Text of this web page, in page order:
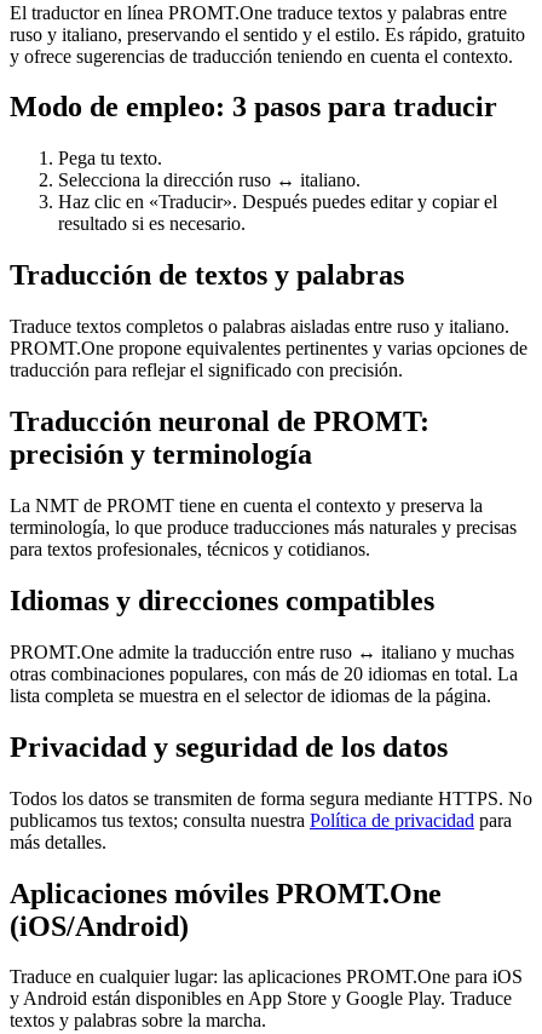
El traductor en línea PROMT.One traduce textos y palabras entre
ruso y italiano, preservando el sentido y el estilo. Es rápido, gratuito
y ofrece sugerencias de traducción teniendo en cuenta el contexto.
Modo de empleo: 3 pasos para traducir
Pega tu texto.
Selecciona la dirección ruso ↔ italiano.
Haz clic en «Traducir». Después puedes editar y copiar el
resultado si es necesario.
Traducción de textos y palabras
Traduce textos completos o palabras aisladas entre ruso y italiano.
PROMT.One propone equivalentes pertinentes y varias opciones de
traducción para reflejar el significado con precisión.
Traducción neuronal de PROMT:
precisión y terminología
La NMT de PROMT tiene en cuenta el contexto y preserva la
terminología, lo que produce traducciones más naturales y precisas
para textos profesionales, técnicos y cotidianos.
Idiomas y direcciones compatibles
PROMT.One admite la traducción entre ruso ↔ italiano y muchas
otras combinaciones populares, con más de 20 idiomas en total. La
lista completa se muestra en el selector de idiomas de la página.
Privacidad y seguridad de los datos
Todos los datos se transmiten de forma segura mediante HTTPS. No
publicamos tus textos; consulta nuestra Política de privacidad para
más detalles.
Aplicaciones móviles PROMT.One
(iOS/Android)
Traduce en cualquier lugar: las aplicaciones PROMT.One para iOS
y Android están disponibles en App Store y Google Play. Traduce
textos y palabras sobre la marcha.